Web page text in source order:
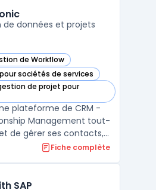
des bulletins de paie, et
de données et projets
de Workflow
cette catégorie
pour sociétés de services
cette catégorie
de projet pour
cette catégorie
plateforme de CRM -
Management tout-
de gérer ses contacts,
temps de manière
facilement accéder à
Fiche complète
SAP